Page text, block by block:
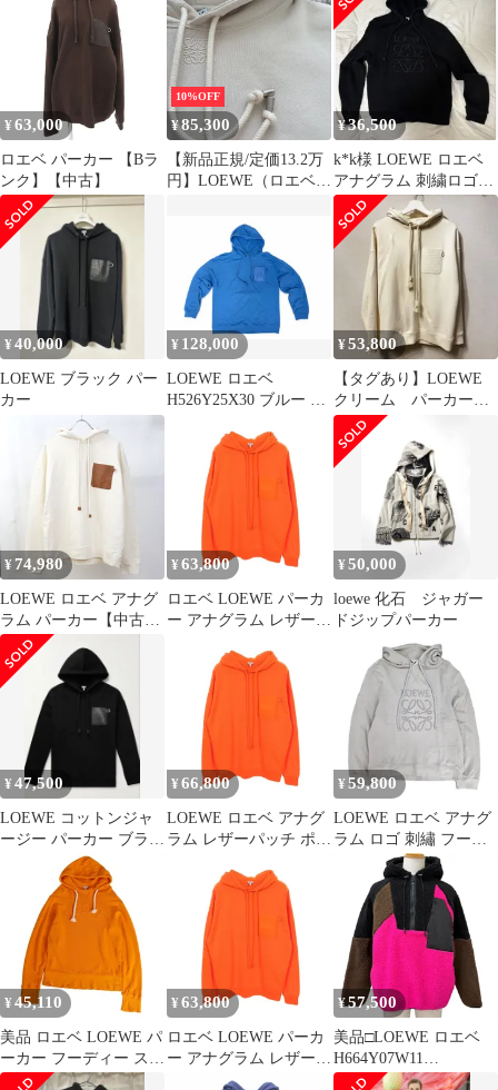
¥ 63,000
ロエベ パーカー 【Bラ
ンク】【中古】
10%OFF
¥85,300
【新品正規/定価13.2万
円】LOEWE（ロエベ）
¥36,500
k*k様 LOEWE ロエベ
アナグラム 刺繍ロゴ入
り パーカー Mサイズ
¥40,000
LOEWE ブラック パー
カー
¥ 128,000
LOEWE ロエベ
H526Y25X30 ブルー リ
ディー ブルー Lサイズ
トップス コットン メン
¥53,800
【タグあり】LOEWE
クリーム パーカー
日本Ｍ〜Ｌサイズ
¥ 74,980
LOEWE ロエベ アナグ
ラム パーカー【中古】
メンズ
¥ 63,800
ロエベ LOEWE パーカ
ー アナグラム レザーパ
トン パーカー メンズ
Used B
¥50,000
loewe 化石 ジャガー
ドジップパーカー
¥47,500
LOEWE コットンジャ
ージー パーカー ブラッ
ク Lサイズ
¥ 66,800
LOEWE ロエベ アナグ
ラム レザーパッチ ポケ
¥ 59,800
LOEWE ロエベ アナグ
ラム ロゴ 刺繡 フーデ
ッドパーカー パーカー
H526Y25X02 メンズ XL
ポリエステル グレー 中
¥ 45,110
美品 ロエベ LOEWE パ
ーカー フーディー スウ
ェット ロングスリーブ
¥ 63,800
ロエベ LOEWE パーカ
ー アナグラム レザーパ
ッチ ポケット付き コッ
¥57,500
美品□LOEWE ロエベ
H664Y07W11
Eye/LOEWE/Nature ロ